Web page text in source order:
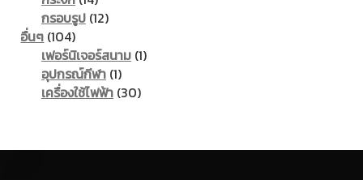
products
กรอบรูป 1212
อื่นๆ 104104
products
เฟอร์นิเจอร์สนาม 11
อุปกรณ์กีฬา 11
product
เครื่องใช้ไฟฟ้า 3030